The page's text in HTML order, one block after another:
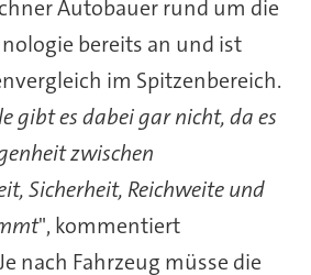
Autobauer rund um die
bereits an und ist
im Spitzenbereich.
gibt es dabei gar nicht, da es
zwischen
Sicherheit, Reichweite und
", kommentiert
nach Fahrzeug müsse die